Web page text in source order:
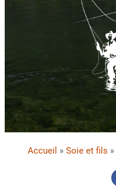
Accueil » Soie et fils »